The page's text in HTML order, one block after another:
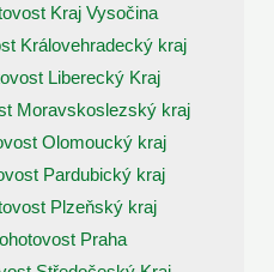
Kraj Vysočina
Královehradecký kraj
Liberecký Kraj
Moravskoslezský kraj
Olomoucký kraj
Pardubický kraj
Plzeňský kraj
Praha